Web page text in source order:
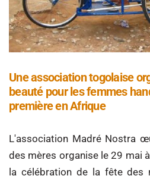
Une association togolaise
beauté pour les femmes
première en Afrique
L'association Madré Nostra
des mères organise le 29 mai
la célébration de la fête des